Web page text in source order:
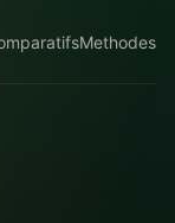
Methodes